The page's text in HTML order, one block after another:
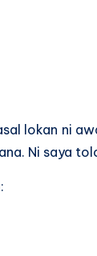
lokan ni
Ni saya